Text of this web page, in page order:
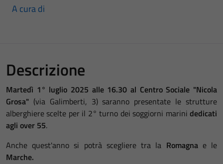
A cura di
Descrizione
Martedì 1° luglio 2025 alle 16.30 al Centro Sociale "Nicola
Grosa" (via Galimberti, 3) saranno presentate le strutture
alberghiere scelte per il 2° turno dei soggiorni marini dedicati
agli over 55.
Anche quest'anno si potrà scegliere tra la Romagnae le
Marche.